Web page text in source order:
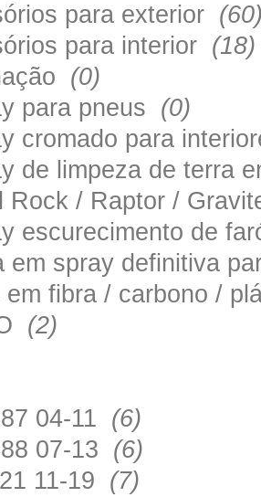
para exterior
para interior (18)
(0)
para pneus (0)
cromado para
de limpeza de terra
Rock / Raptor /
escurecimento de
em spray definitiva
em fibra / carbono /
(2)
04-11 (6)
07-13 (6)
11-19 (7)